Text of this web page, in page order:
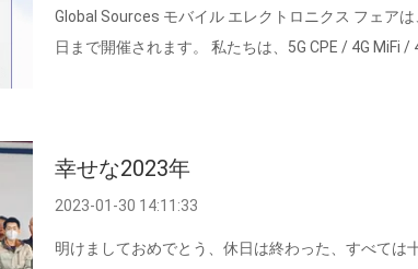
Global Sources モバイル エレクトロニクス フェア
日まで開催されます。 私たちは、5G CPE / 4G MiFi /
幸せな2023年
2023-01-30 14:11:33
明けましておめでとう、休日は終わった、すべては